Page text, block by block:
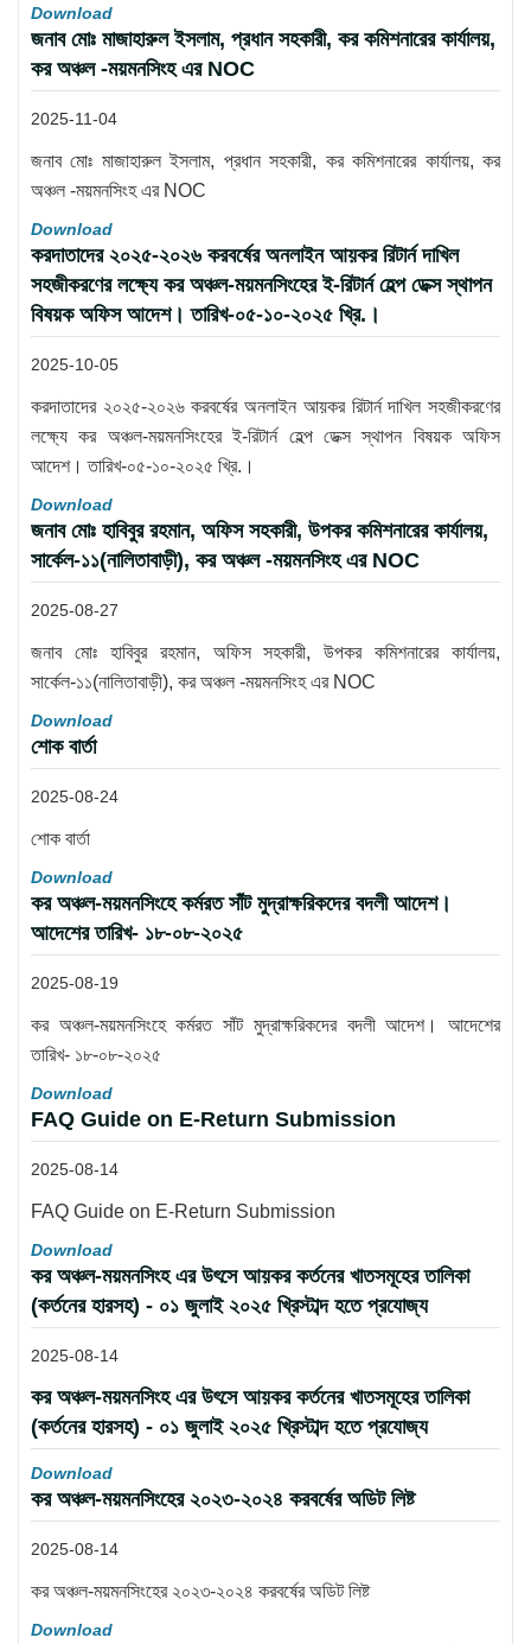
Download
জনাব মোঃ মাজাহারুল ইসলাম, প্রধান সহকারী, কর কমিশনারের কার্যালয়,
কর অঞ্চল -ময়মনসিংহ এর NOC
2025-11-04
জনাব মোঃ মাজাহারুল ইসলাম, প্রধান সহকারী, কর কমিশনারের কার্যালয়, কর
অঞ্চল -ময়মনসিংহ এর NOC
Download
করদাতাদের ২০২৫-২০২৬ করবর্ষের অনলাইন আয়কর রিটার্ন দাখিল
সহজীকরণের লক্ষ্যে কর অঞ্চল-ময়মনসিংহের ই-রিটার্ন হেল্প ডেক্স স্থাপন
বিষয়ক অফিস আদেশ। তারিখ-০৫-১০-২০২৫ খ্রি.।
2025-10-05
করদাতাদের ২০২৫-২০২৬ করবর্ষের অনলাইন আয়কর রিটার্ন দাখিল সহজীকরণের
লক্ষ্যে কর অঞ্চল-ময়মনসিংহের ই-রিটার্ন হেল্প ডেক্স স্থাপন বিষয়ক অফিস
আদেশ। তারিখ-০৫-১০-২০২৫ খ্রি.।
Download
জনাব মোঃ হাবিবুর রহমান, অফিস সহকারী, উপকর কমিশনারের কার্যালয়,
সার্কেল-১১(নালিতাবাড়ী), কর অঞ্চল -ময়মনসিংহ এর NOC
2025-08-27
জনাব মোঃ হাবিবুর রহমান, অফিস সহকারী, উপকর কমিশনারের কার্যালয়,
সার্কেল-১১(নালিতাবাড়ী), কর অঞ্চল -ময়মনসিংহ এর NOC
Download
শোক বার্তা
2025-08-24
শোক বার্তা
Download
কর অঞ্চল-ময়মনসিংহে কর্মরত সাঁট মুদ্রাক্ষরিকদের বদলী আদেশ।
আদেশের তারিখ- ১৮-০৮-২০২৫
2025-08-19
কর অঞ্চল-ময়মনসিংহে কর্মরত সাঁট মুদ্রাক্ষরিকদের বদলী আদেশ। আদেশের
তারিখ- ১৮-০৮-২০২৫
Download
FAQ Guide on E-Return Submission
2025-08-14
FAQ Guide on E-Return Submission
Download
কর অঞ্চল-ময়মনসিংহ এর উৎসে আয়কর কর্তনের খাতসমূহের তালিকা
(কর্তনের হারসহ) - ০১ জুলাই ২০২৫ খ্রিস্টাব্দ হতে প্রযোজ্য
2025-08-14
কর অঞ্চল-ময়মনসিংহ এর উৎসে আয়কর কর্তনের খাতসমূহের তালিকা
(কর্তনের হারসহ) - ০১ জুলাই ২০২৫ খ্রিস্টাব্দ হতে প্রযোজ্য
Download
কর অঞ্চল-ময়মনসিংহের ২০২৩-২০২৪ করবর্ষের অডিট লিষ্ট
2025-08-14
কর অঞ্চল-ময়মনসিংহের ২০২৩-২০২৪ করবর্ষের অডিট লিষ্ট
Download